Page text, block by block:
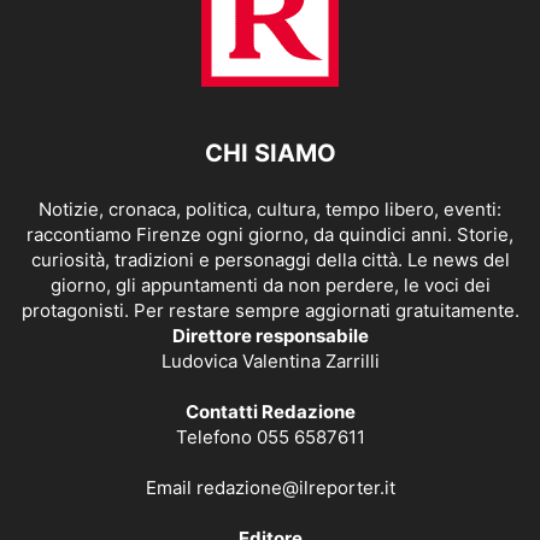
CHI SIAMO
Notizie, cronaca, politica, cultura, tempo libero, eventi:
raccontiamo Firenze ogni giorno, da quindici anni. Storie,
curiosità, tradizioni e personaggi della città. Le news del
giorno, gli appuntamenti da non perdere, le voci dei
protagonisti. Per restare sempre aggiornati gratuitamente.
Direttore responsabile
Ludovica Valentina Zarrilli
Contatti Redazione
Telefono 055 6587611
Email redazione@ilreporter.it